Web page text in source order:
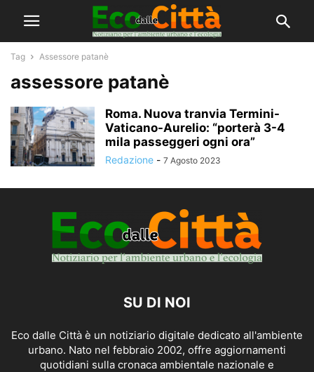
Tag Assessore patanè
assessore patanè
Roma. Nuova tranvia Termini-
Vaticano-Aurelio: “porterà 3-4
mila passeggeri ogni ora”
Redazione - 7 Agosto 2023
SU DI NOI
Eco dalle Città è un notiziario digitale dedicato all'ambiente
urbano. Nato nel febbraio 2002, offre aggiornamenti
quotidiani sulla cronaca ambientale nazionale e